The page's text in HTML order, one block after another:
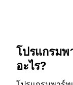
โปรแกรมพ
อะไร?